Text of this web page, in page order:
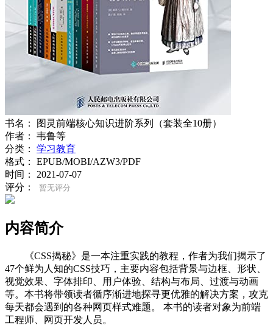
书名：
图灵前端核心知识进阶系列（套装全10册）
作者：
韦鲁等
分类：
学习教育
格式：
EPUB/MOBI/AZW3/PDF
时间：
2021-07-07
评分：
暂无评分
内容简介
《CSS揭秘》是一本注重实践的教程，作者为我们揭示了
47个鲜为人知的CSS技巧，主要内容包括背景与边框、形状、
视觉效果、字体排印、用户体验、结构与布局、过渡与动画
等。本书将带领读者循序渐进地探寻更优雅的解决方案，攻克
每天都会遇到的各种网页样式难题。 本书的读者对象为前端
工程师、网页开发人员。